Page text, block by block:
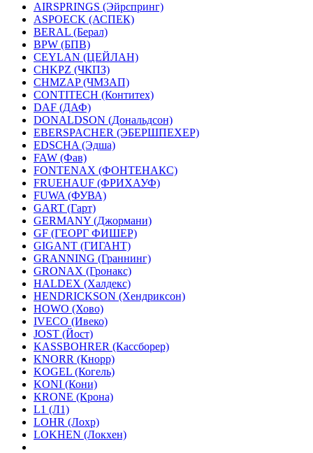
AIRSPRINGS (Эйрспринг)
ASPOECK (АСПЕК)
BERAL (Берал)
BPW (БПВ)
CEYLAN (ЦЕЙЛАН)
CHKPZ (ЧКПЗ)
CHMZAP (ЧМЗАП)
CONTITECH (Контитех)
DAF (ДАФ)
DONALDSON (Дональдсон)
EBERSPACHER (ЭБЕРШПЕХЕР)
EDSCHA (Эдша)
FAW (Фав)
FONTENAX (ФОНТЕНАКС)
FRUEHAUF (ФРИХАУФ)
FUWA (ФУВА)
GART (Гарт)
GERMANY (Джормани)
GF (ГЕОРГ ФИШЕР)
GIGANT (ГИГАНТ)
GRANNING (Граннинг)
GRONAX (Гронакс)
HALDEX (Халдекс)
HENDRICKSON (Хендриксон)
HOWO (Хово)
IVECO (Ивеко)
JOST (Йост)
KASSBOHRER (Касcборер)
KNORR (Кнорр)
KOGEL (Когель)
KONI (Кони)
KRONE (Крона)
L1 (Л1)
LOHR (Лохр)
LOKHEN (Локхен)